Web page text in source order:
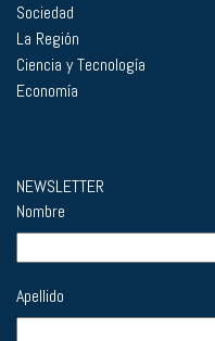
Sociedad
La Región
Ciencia y Tecnología
Economía
NEWSLETTER
Nombre
Apellido